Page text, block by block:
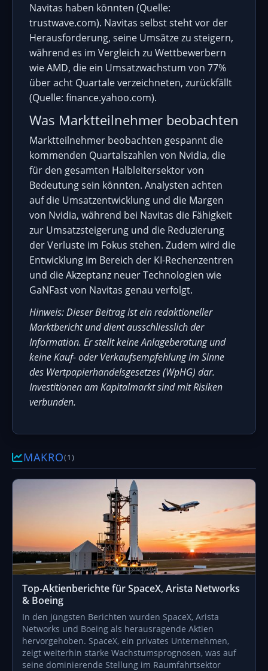
Navitas haben könnten (Quelle:
trustwave.com). Navitas selbst steht vor der
Herausforderung, seine Umsätze zu steigern,
während es im Vergleich zu Wettbewerbern
wie AMD, die ein Umsatzwachstum von 77%
über acht Quartale verzeichneten, zurückfällt
(Quelle: finance.yahoo.com).
Was Marktteilnehmer beobachten
Marktteilnehmer beobachten gespannt die
kommenden Quartalszahlen von Nvidia, die
für den gesamten Halbleitersektor von
Bedeutung sein könnten. Analysten achten
auf die Umsatzentwicklung und die Margen
von Nvidia, während bei Navitas die Fähigkeit
zur Umsatzsteigerung und die Reduzierung
der Verluste im Fokus stehen. Zudem wird die
Entwicklung im Bereich der KI-Rechenzentren
und die Akzeptanz neuer Technologien wie
GaNFast von Navitas genau verfolgt.
Hinweis: Dieser Beitrag ist ein redaktioneller
Marktbericht und dient ausschliesslich der
Information. Er stellt keine Anlageberatung und
keine Kauf- oder Verkaufsempfehlung im Sinne
des Wertpapierhandelsgesetzes (WpHG) dar.
Investitionen am Kapitalmarkt sind mit Risiken
verbunden.
MAKRO(1)
Top-Aktienberichte für SpaceX, Arista Networks
& Boeing
In den jüngsten Berichten wurden SpaceX, Arista
Networks und Boeing als herausragende Aktien
hervorgehoben. SpaceX, ein privates Unternehmen,
zeigt weiterhin starke Wachstumsprognosen, was auf
seine dominierende Stellung im Raumfahrtsektor